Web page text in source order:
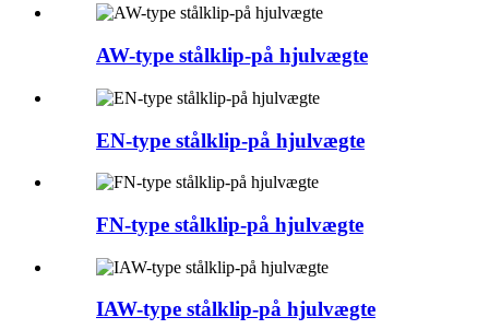
AW-type stålklip-på hjulvægte
EN-type stålklip-på hjulvægte
FN-type stålklip-på hjulvægte
IAW-type stålklip-på hjulvægte